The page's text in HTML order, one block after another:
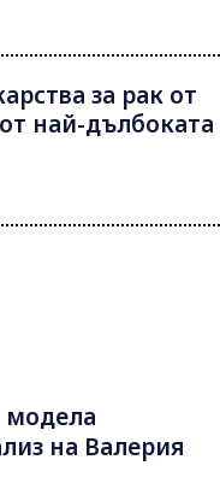
за рак от
най-дълбоката
модела
на Валерия